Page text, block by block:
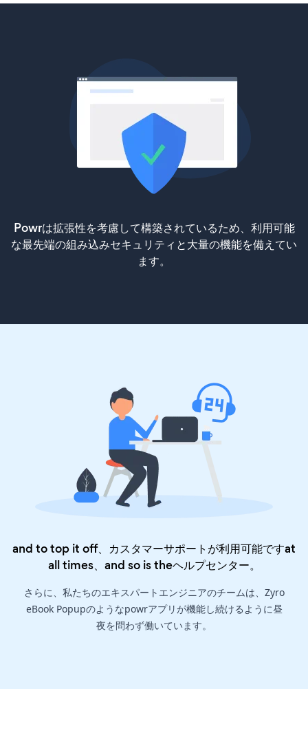
Powrは拡張性を考慮して構築されているため、利用可能
な最先端の組み込みセキュリティと大量の機能を備えてい
ます。
and to top it off、カスタマーサポートが利用可能ですat
all times、and so is theヘルプセンター。
さらに、私たちのエキスパートエンジニアのチームは、Zyro
eBook Popupのようなpowrアプリが機能し続けるように昼
夜を問わず働いています。